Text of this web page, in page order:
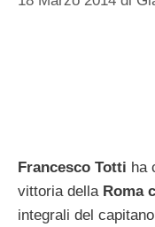
Francesco Totti ha
vittoria della Roma
integrali del